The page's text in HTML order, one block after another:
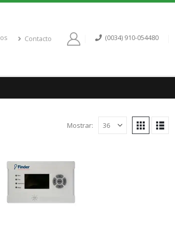
Contacto (0034) 910-054480
Mostrar: